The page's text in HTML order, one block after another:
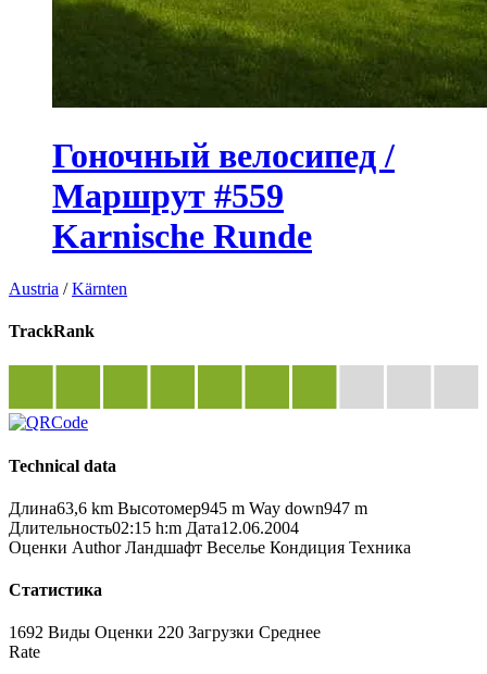
Гоночный велосипед /
Маршрут #559
Karnische Runde
Austria /Kärnten
TrackRank
Technical data
Длина63,6 km Высотомер945 m Way down947 m
Длительность02:15 h:m Дата12.06.2004
Оценки Author Ландшафт Веселье Кондиция Техника
Статистика
1692 Виды Оценки 220 Загрузки Среднее
Rate